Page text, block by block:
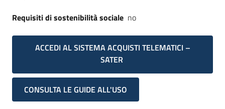
Requisiti di sostenibilità sociale no
ACCEDI AL SISTEMA ACQUISTI TELEMATICI –
SATER
CONSULTA LE GUIDE ALL'USO